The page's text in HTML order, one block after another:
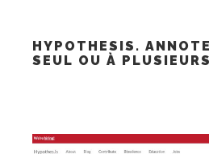
HYPOTHESIS.
SEUL OU À PLUSIEURS